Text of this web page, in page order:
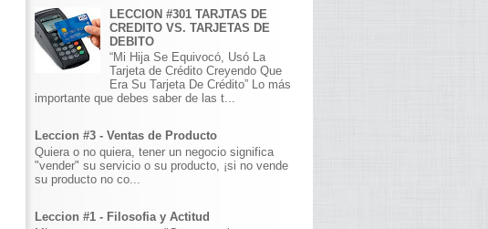
LECCION #301 TARJTAS DE
CREDITO VS. TARJETAS DE
DEBITO
“Mi Hija Se Equivocó, Usó La
Tarjeta de Crédito Creyendo Que
Era Su Tarjeta De Crédito” Lo más
importante que debes saber de las t...
Leccion #3 - Ventas de Producto
Quiera o no quiera, tener un negocio significa
"vender" su servicio o su producto, ¡si no vende
su producto no co...
Leccion #1 - Filosofia y Actitud